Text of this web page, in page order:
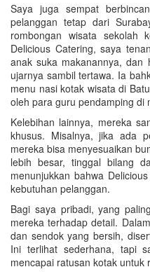
Saya juga sempat
pelanggan tetap dari
rombongan wisata sekolah
Delicious Catering, saya
anak suka makanannya, dan
ujarnya sambil tertawa. Ia
menu nasi kotak wisata di
oleh para guru pendamping di
Kelebihan lainnya, mereka
khusus. Misalnya, jika ada
mereka bisa menyesuaikan
lebih besar, tinggal bilang
menunjukkan bahwa
kebutuhan pelanggan.
Bagi saya pribadi, yang
mereka terhadap detail.
dan sendok yang bersih,
Ini terlihat sederhana, tapi
mencapai ratusan kotak untuk